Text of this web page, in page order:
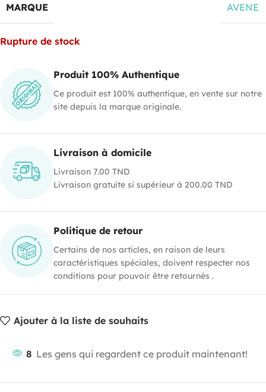
MARQUE AVENE
Rupture de stock
Produit 100% Authentique
Ce produit est 100% authentique, en vente sur notre
site depuis la marque originale.
Livraison à domicile
Livraison 7.00 TND
Livraison gratuite si supérieur à 200.00 TND
Politique de retour
Certains de nos articles, en raison de leurs
caractéristiques spéciales, doivent respecter nos
conditions pour pouvoir être retournés .
Ajouter à la liste de souhaits
8 Les gens qui regardent ce produit maintenant!